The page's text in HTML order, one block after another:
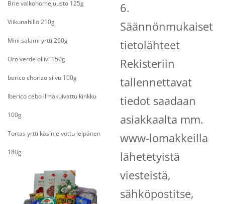
Brie valkohomejuusto 125g
Viikunahillo 210g
Mini salami yrtti 260g
Oro verde oliivi 150g
berico chorizo siivu 100g
Iberico cebo ilmakuivattu kinkku
100g
Tortas yrtti käsinleivottu leipänen
180g
6.
Säännönmukaiset
tietolähteet
Rekisteriin
tallennettavat
tiedot saadaan
asiakkaalta mm.
www-lomakkeilla
lähetetyistä
viesteistä,
sähköpostitse,